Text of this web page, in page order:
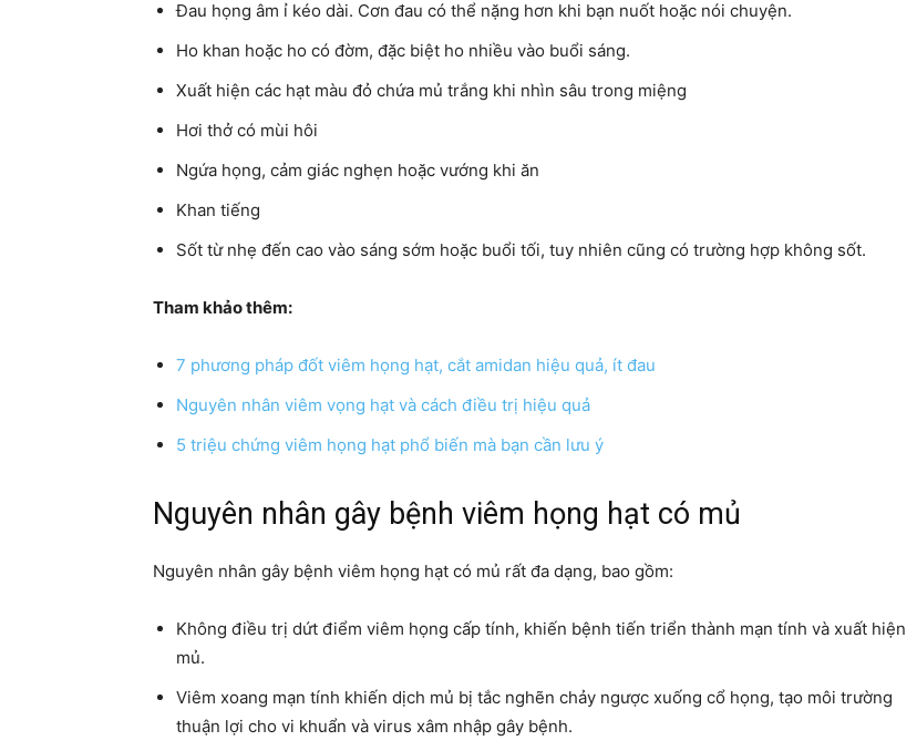
Đau họng âm ỉ kéo dài. Cơn đau có thể nặng hơn khi bạn nuốt hoặc nói chuyện.
Ho khan hoặc ho có đờm, đặc biệt ho nhiều vào buổi sáng.
Xuất hiện các hạt màu đỏ chứa mủ trắng khi nhìn sâu trong miệng
Hơi thở có mùi hôi
Ngứa họng, cảm giác nghẹn hoặc vướng khi ăn
Khan tiếng
Sốt từ nhẹ đến cao vào sáng sớm hoặc buổi tối, tuy nhiên cũng có trường hợp không sốt.
Tham khảo thêm:
7 phương pháp đốt viêm họng hạt, cắt amidan hiệu quả, ít đau
Nguyên nhân viêm vọng hạt và cách điều trị hiệu quả
5 triệu chứng viêm họng hạt phổ biến mà bạn cần lưu ý
Nguyên nhân gây bệnh viêm họng hạt có mủ
Nguyên nhân gây bệnh viêm họng hạt có mủ rất đa dạng, bao gồm:
Không điều trị dứt điểm viêm họng cấp tính, khiến bệnh tiến triển thành mạn tính và xuất hiện
mủ.
Viêm xoang mạn tính khiến dịch mủ bị tắc nghẽn chảy ngược xuống cổ họng, tạo môi trường
thuận lợi cho vi khuẩn và virus xâm nhập gây bệnh.